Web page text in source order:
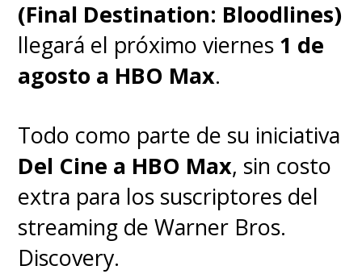
que una de sus producciones
vuelve a ser emitida en una
plataforma-.
(Final Destination: Bloodlines)
llegará el próximo viernes 1 de
agosto a HBO Max.
Todo como parte de su iniciativa
Del Cine a HBO Max, sin costo
extra para los suscriptores del
streaming de Warner Bros.
Discovery.